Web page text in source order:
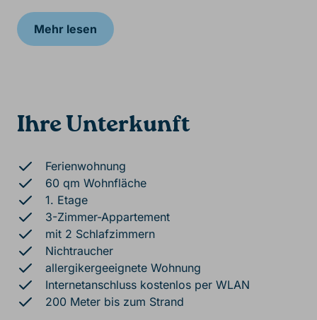
Mehr lesen
Ihre Unterkunft
Ferienwohnung
60 qm Wohnfläche
1. Etage
3-Zimmer-Appartement
mit 2 Schlafzimmern
Nichtraucher
allergikergeeignete Wohnung
Internetanschluss kostenlos per WLAN
200 Meter bis zum Strand